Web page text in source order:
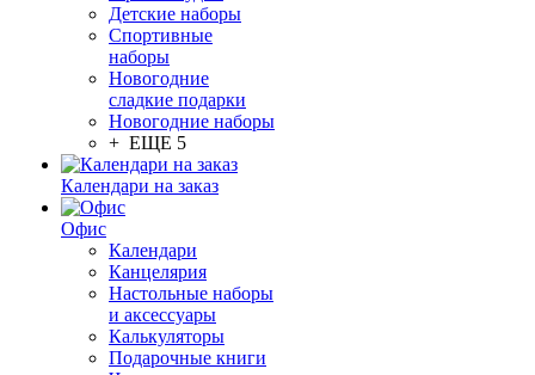
Детские наборы
Спортивные
наборы
Новогодние
сладкие подарки
Новогодние наборы
+ ЕЩЕ 5
Календари на заказ
Офис
Календари
Канцелярия
Настольные наборы
и аксессуары
Калькуляторы
Подарочные книги